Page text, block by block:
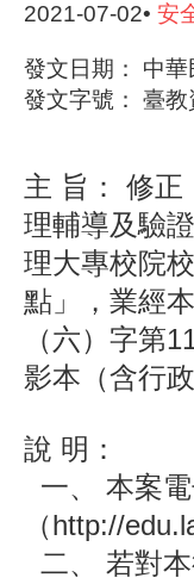
2021-07-02• 安
發文日期： 中
發文字號： 臺
主 旨： 修正
理輔導及驗
理大專校院
點」，業經
（六）字第
影本（含行
說 明：
一、 本案
（http://
二、 若對